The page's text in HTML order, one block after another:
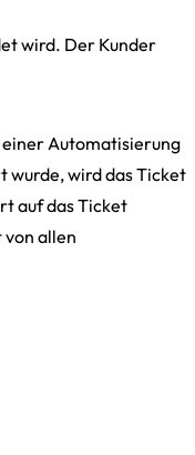
wird. Der Kunder
Automatisierung
wurde, wird das Ticket
auf das Ticket
allen